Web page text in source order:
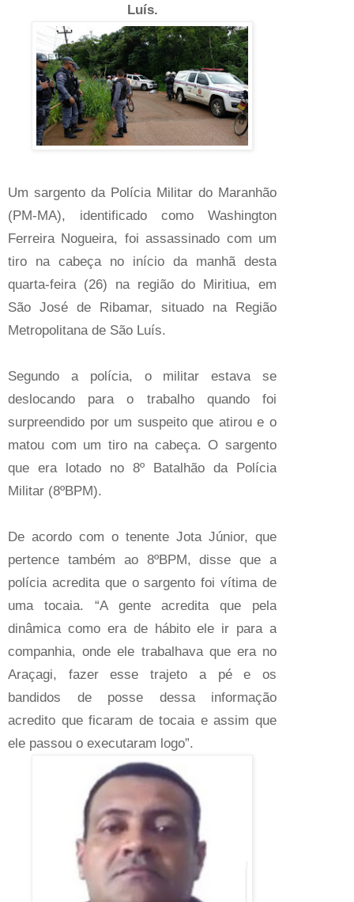
Luís.
Um sargento da Polícia Militar do Maranhão
(PM-MA), identificado como Washington
Ferreira Nogueira, foi assassinado com um
tiro na cabeça no início da manhã desta
quarta-feira (26) na região do Miritiua, em
São José de Ribamar, situado na Região
Metropolitana de São Luís.
Segundo a polícia, o militar estava se
deslocando para o trabalho quando foi
surpreendido por um suspeito que atirou e o
matou com um tiro na cabeça. O sargento
que era lotado no 8º Batalhão da Polícia
Militar (8ºBPM).
De acordo com o tenente Jota Júnior, que
pertence também ao 8ºBPM, disse que a
polícia acredita que o sargento foi vítima de
uma tocaia. “A gente acredita que pela
dinâmica como era de hábito ele ir para a
companhia, onde ele trabalhava que era no
Araçagi, fazer esse trajeto a pé e os
bandidos de posse dessa informação
acredito que ficaram de tocaia e assim que
ele passou o executaram logo”.